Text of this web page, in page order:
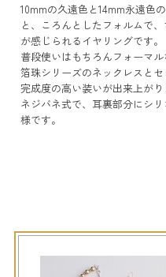
10mmの久遠色と14mm永遠色
と、ころんとしたフォルムで
が感じられるイヤリングです。
普段使いはもちろんフォーマ
箔珠シリーズのネックレスと
完成度の高い装いが出来上が
ネジバネ式で、耳裏部分にシ
様です。